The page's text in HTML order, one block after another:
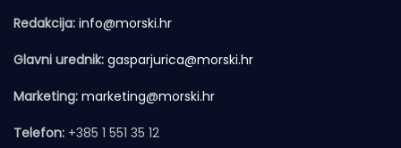
Redakcija: info@morski.hr
Glavni urednik: gasparjurica@morski.hr
Marketing: marketing@morski.hr
Telefon: +385 1 551 35 12